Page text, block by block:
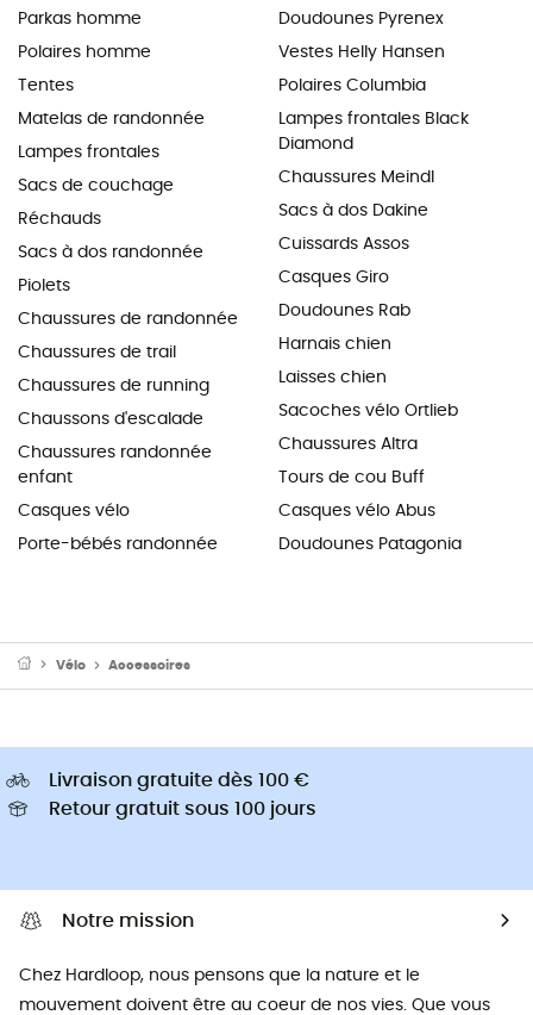
Parkas homme
Polaires homme
Tentes
Matelas de randonnée
Lampes frontales
Sacs de couchage
Réchauds
Sacs à dos randonnée
Piolets
Chaussures de randonnée
Chaussures de trail
Chaussures de running
Chaussons d'escalade
Chaussures randonnée
enfant
Casques vélo
Porte-bébés randonnée
Doudounes Pyrenex
Vestes Helly Hansen
Polaires Columbia
Lampes frontales Black
Diamond
Chaussures Meindl
Sacs à dos Dakine
Cuissards Assos
Casques Giro
Doudounes Rab
Harnais chien
Laisses chien
Sacoches vélo Ortlieb
Chaussures Altra
Tours de cou Buff
Casques vélo Abus
Doudounes Patagonia
Vélo Accessoires
Livraison gratuite dès 100 €
Retour gratuit sous 100 jours
Notre mission
Chez Hardloop, nous pensons que la nature et le
mouvement doivent être au coeur de nos vies. Que vous